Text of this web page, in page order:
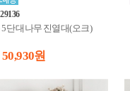
단 대나무 진열대(오크)
50,930 원